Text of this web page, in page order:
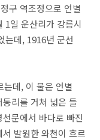
구 역조정으로 언별
1일 운산리가 강릉시
는데, 1916년 군선
는데, 이 물은 언별
리를 거쳐 넓은 들
문에서 바다로 빠진
발원한 와천이 흐르